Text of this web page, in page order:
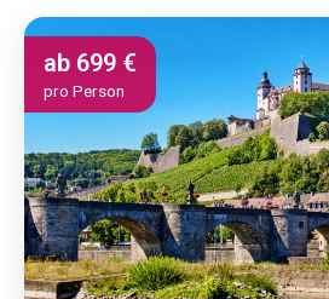
ab 699 €
pro Person